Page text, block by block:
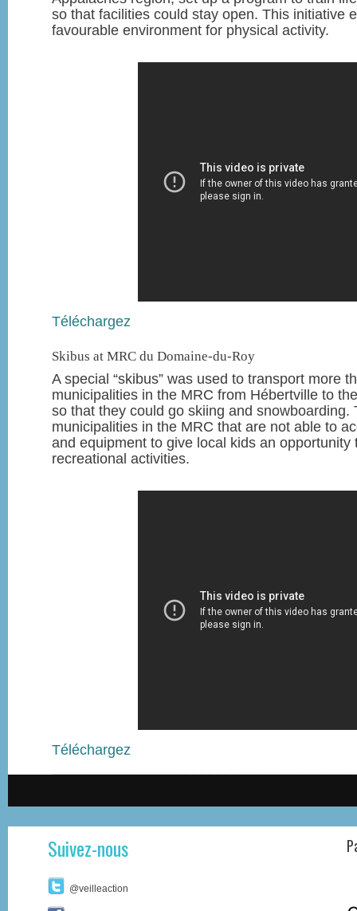
so that facilities could stay open. This initiative
favourable environment for physical activity.
Téléchargez
Skibus at MRC du Domaine-du-Roy
A special “skibus” was used to transport more
municipalities in the MRC from Hébertville to
so that they could go skiing and snowboarding.
municipalities in the MRC that are not able to
and equipment to give local kids an
recreational activities.
Téléchargez
Suivez-nous
@veilleaction